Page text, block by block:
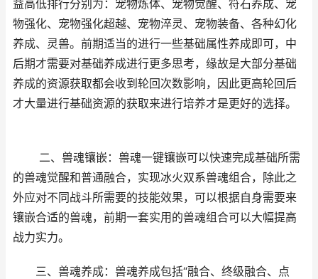
益高低排行分别为：宠物炼体、宠物觉醒、符石养成、宠
物强化、宠物强化超越、宠物淬灵、宠物装备、各种幻化
养成、灵兽。前期适当的进行一些基础属性养成即可，中
后期才需要对基础养成进行更多思考，缘故是大部分基础
养成的资源获取都会收到轮回次数影响，因此更高轮回后
才大量进行基础资源的获取来进行培养才是更好的选择。
二、兽魂镶嵌：兽魂一键镶嵌可以快速完成基础所需
的兽魂觉醒和普通融合，实现冰火双系兽魂组合，除此之
外应对不同战斗所需要的技能效果，可以根据自身需要来
镶嵌合适的兽魂，前期一套实用的兽魂组合可以大幅提高
战力实力。
三、兽魂养成：兽魂养成包括“融合、终级融合、点